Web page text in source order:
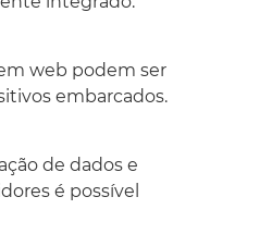
dispositivo
aos
rede, diagnosticar
expansão, dentre
web podem ser
embarcados.
de dados e
é possível